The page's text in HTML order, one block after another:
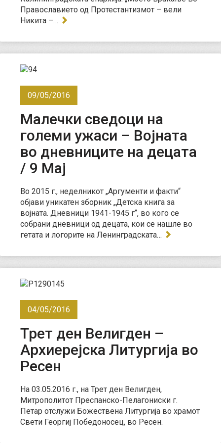
Православието од Протестантизмот – вели
Никита –…
09/05/2016
Малечки сведоци на
големи ужаси – Војната
во дневниците на децата
/ 9 Мај
Во 2015 г., неделникот „Аргументи и факти“
објави уникатен зборник „Детска книга за
војната. Дневници 1941-1945 г“, во кого се
собрани дневници од децата, кои се нашле во
гетата и логорите на Ленинградската…
04/05/2016
Трет ден Велигден –
Архиерејска Литургија во
Ресен
На 03.05.2016 г., на Трет ден Велигден,
Митрополитот Преспанско-Пелагониски г.
Петар отслужи Божествена Литургија во храмот
Свети Георгиј Победоносец, во Ресен.